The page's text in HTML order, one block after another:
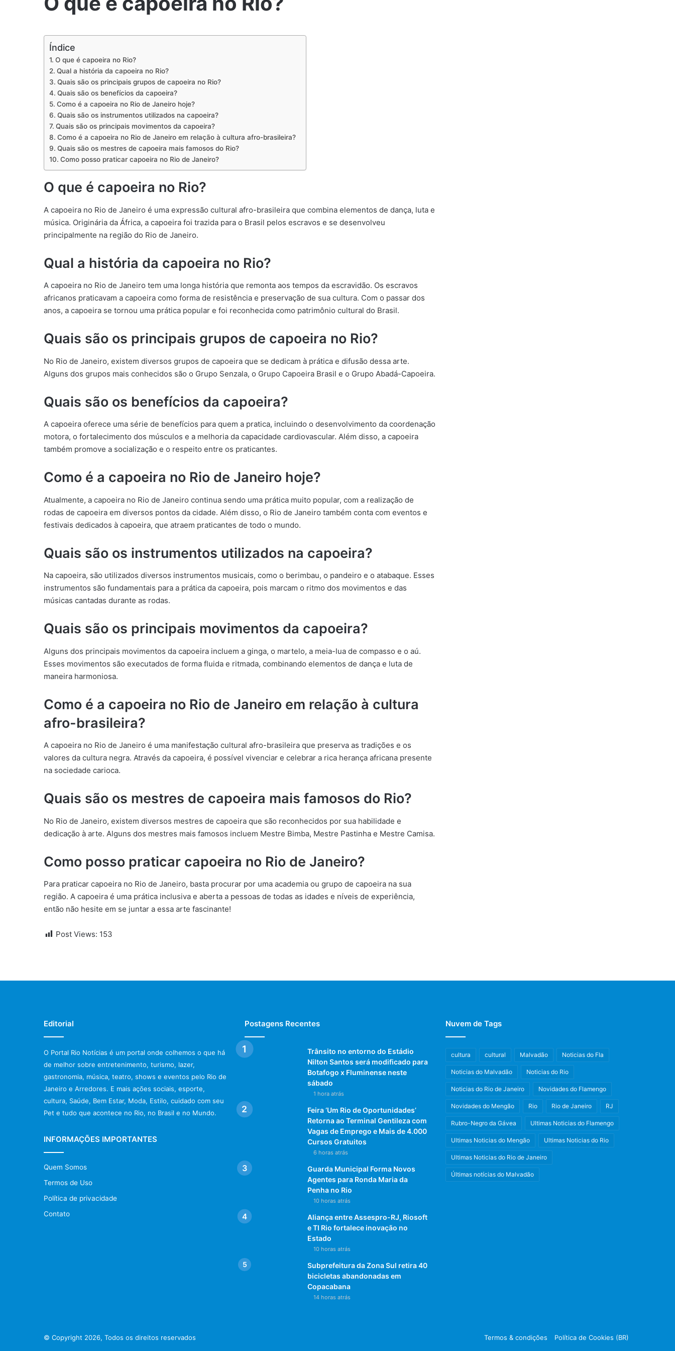
Índice
O que é capoeira no Rio?
Qual a história da capoeira no Rio?
Quais são os principais grupos de capoeira no Rio?
Quais são os benefícios da capoeira?
Como é a capoeira no Rio de Janeiro hoje?
Quais são os instrumentos utilizados na capoeira?
Quais são os principais movimentos da capoeira?
Como é a capoeira no Rio de Janeiro em relação à cultura afro-brasileira?
Quais são os mestres de capoeira mais famosos do Rio?
Como posso praticar capoeira no Rio de Janeiro?
O que é capoeira no Rio?
A capoeira no Rio de Janeiro é uma expressão cultural afro-brasileira que combina elementos de dança, luta e
música. Originária da África, a capoeira foi trazida para o Brasil pelos escravos e se desenvolveu
principalmente na região do Rio de Janeiro.
Qual a história da capoeira no Rio?
A capoeira no Rio de Janeiro tem uma longa história que remonta aos tempos da escravidão. Os escravos
africanos praticavam a capoeira como forma de resistência e preservação de sua cultura. Com o passar dos
anos, a capoeira se tornou uma prática popular e foi reconhecida como patrimônio cultural do Brasil.
Quais são os principais grupos de capoeira no Rio?
No Rio de Janeiro, existem diversos grupos de capoeira que se dedicam à prática e difusão dessa arte.
Alguns dos grupos mais conhecidos são o Grupo Senzala, o Grupo Capoeira Brasil e o Grupo Abadá-Capoeira.
Quais são os benefícios da capoeira?
A capoeira oferece uma série de benefícios para quem a pratica, incluindo o desenvolvimento da coordenação
motora, o fortalecimento dos músculos e a melhoria da capacidade cardiovascular. Além disso, a capoeira
também promove a socialização e o respeito entre os praticantes.
Como é a capoeira no Rio de Janeiro hoje?
Atualmente, a capoeira no Rio de Janeiro continua sendo uma prática muito popular, com a realização de
rodas de capoeira em diversos pontos da cidade. Além disso, o Rio de Janeiro também conta com eventos e
festivais dedicados à capoeira, que atraem praticantes de todo o mundo.
Quais são os instrumentos utilizados na capoeira?
Na capoeira, são utilizados diversos instrumentos musicais, como o berimbau, o pandeiro e o atabaque. Esses
instrumentos são fundamentais para a prática da capoeira, pois marcam o ritmo dos movimentos e das
músicas cantadas durante as rodas.
Quais são os principais movimentos da capoeira?
Alguns dos principais movimentos da capoeira incluem a ginga, o martelo, a meia-lua de compasso e o aú.
Esses movimentos são executados de forma fluida e ritmada, combinando elementos de dança e luta de
maneira harmoniosa.
Como é a capoeira no Rio de Janeiro em relação à cultura
afro-brasileira?
A capoeira no Rio de Janeiro é uma manifestação cultural afro-brasileira que preserva as tradições e os
valores da cultura negra. Através da capoeira, é possível vivenciar e celebrar a rica herança africana presente
na sociedade carioca.
Quais são os mestres de capoeira mais famosos do Rio?
No Rio de Janeiro, existem diversos mestres de capoeira que são reconhecidos por sua habilidade e
dedicação à arte. Alguns dos mestres mais famosos incluem Mestre Bimba, Mestre Pastinha e Mestre Camisa.
Como posso praticar capoeira no Rio de Janeiro?
Para praticar capoeira no Rio de Janeiro, basta procurar por uma academia ou grupo de capoeira na sua
região. A capoeira é uma prática inclusiva e aberta a pessoas de todas as idades e níveis de experiência,
então não hesite em se juntar a essa arte fascinante!
Post Views: 153
Editorial
O Portal Rio Notícias é um portal onde colhemos o que há
de melhor sobre entretenimento, turismo, lazer,
gastronomia, música, teatro, shows e eventos pelo Rio de
Janeiro e Arredores. E mais ações sociais, esporte,
cultura, Saúde, Bem Estar, Moda, Estilo, cuidado com seu
Pet e tudo que acontece no Rio, no Brasil e no Mundo.
INFORMAÇÕES IMPORTANTES
Quem Somos
Termos de Uso
Política de privacidade
Contato
Postagens Recentes
Trânsito no entorno do Estádio
Nilton Santos será modificado para
Botafogo x Fluminense neste
sábado
1 hora atrás
Feira ‘Um Rio de Oportunidades’
Retorna ao Terminal Gentileza com
Vagas de Emprego e Mais de 4.000
Cursos Gratuitos
6 horas atrás
Guarda Municipal Forma Novos
Agentes para Ronda Maria da
Penha no Rio
10 horas atrás
Aliança entre Assespro-RJ, Riosoft
e TI Rio fortalece inovação no
Estado
10 horas atrás
Subprefeitura da Zona Sul retira 40
bicicletas abandonadas em
Copacabana
14 horas atrás
Nuvem de Tags
cultura cultural Malvadão Noticias do Fla
Noticias do Malvadão Noticias do Rio
Noticias do Rio de Janeiro Novidades do Flamengo
Novidades do Mengão Rio Rio de Janeiro RJ
Rubro-Negro da Gávea Ultimas Noticias do Flamengo
Ultimas Noticias do Mengão Ultimas Noticias do Rio
Ultimas Noticias do Rio de Janeiro
Últimas notícias do Malvadão
© Copyright 2026, Todos os direitos reservados Termos & condições Política de Cookies (BR)
Instagram